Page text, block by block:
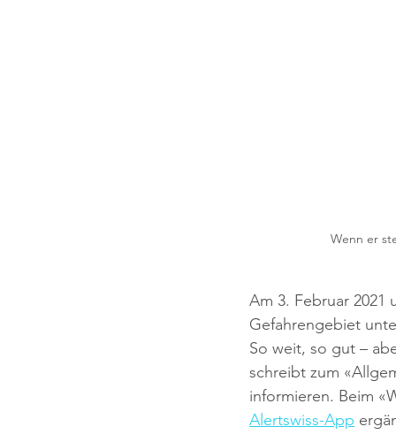
Wenn er
Am 3. Februar 2021
Gefahrengebiet
So weit, so gut –
schreibt zum
informieren. Beim
Alertswiss-App